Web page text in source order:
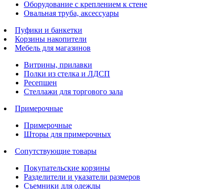
Оборудование с креплением к стене
Овальная труба, аксессуары
Пуфики и банкетки
Корзины накопители
Мебель для магазинов
Витрины, прилавки
Полки из стелка и ЛДСП
Ресепшен
Стеллажи для торгового зала
Примерочные
Примерочные
Шторы для примерочных
Сопутствующие товары
Покупательские корзины
Разделители и указатели размеров
Съемники для одежды